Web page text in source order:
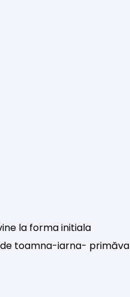
la forma initiala
de toamna-iarna-